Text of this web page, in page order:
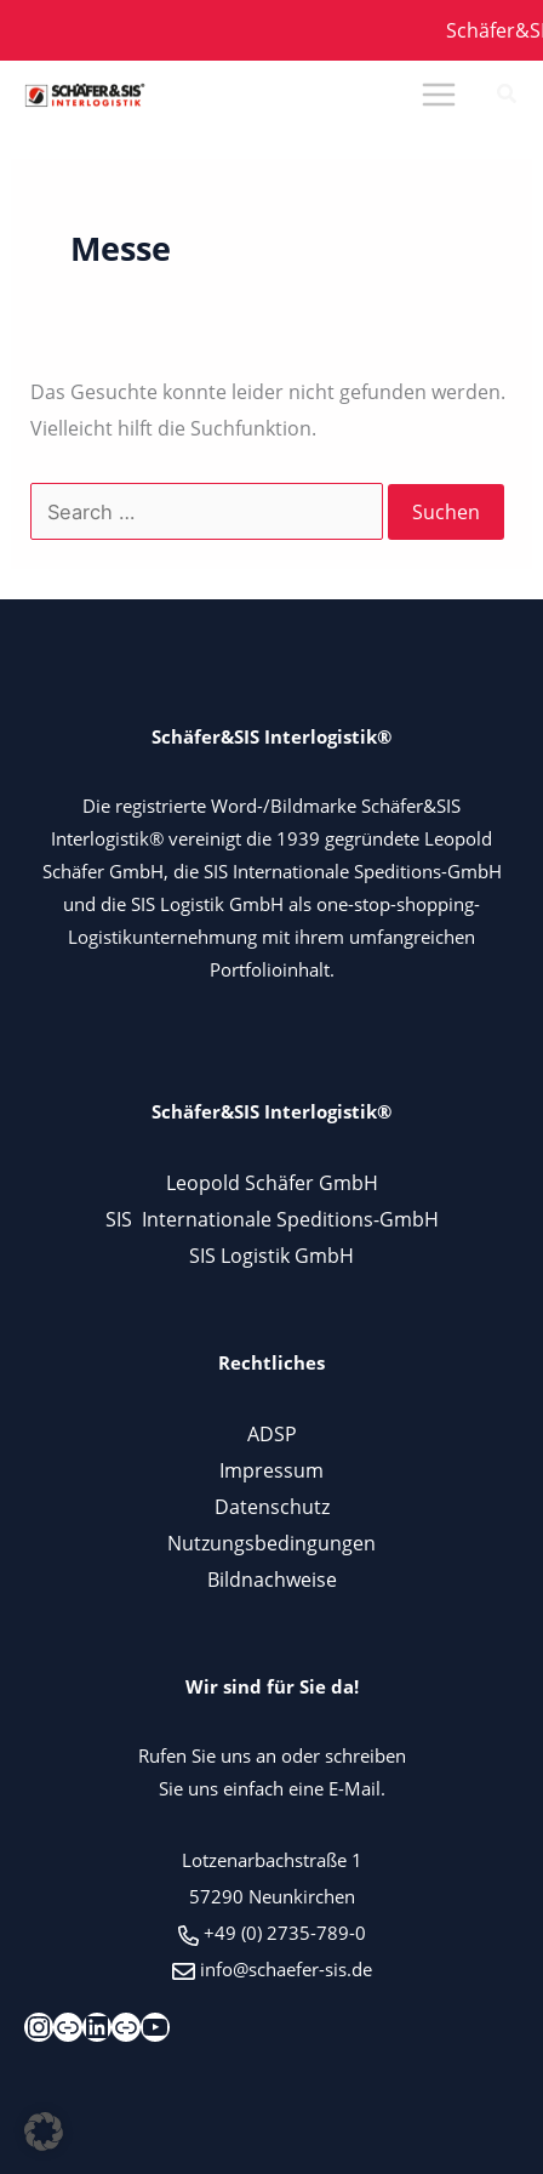
springen
Messe
Das Gesuchte konnte leider nicht gefunden werden.
Vielleicht hilft die Suchfunktion.
Suchen
nach:
Schäfer&SIS Interlogistik®
Die registrierte Word-/Bildmarke Schäfer&SIS
Interlogistik® vereinigt die 1939 gegründete Leopold
Schäfer GmbH, die SIS Internationale Speditions-GmbH
und die SIS Logistik GmbH als one-stop-shopping-
Logistikunternehmung mit ihrem umfangreichen
Portfolioinhalt.
Schäfer&SIS Interlogistik®
Leopold Schäfer GmbH
SIS Internationale Speditions-GmbH
SIS Logistik GmbH
Rechtliches
ADSP
Impressum
Datenschutz
Nutzungsbedingungen
Bildnachweise
Wir sind für Sie da!
Rufen Sie uns an oder schreiben
Sie uns einfach eine E-Mail.
Lotzenarbachstraße 1
57290 Neunkirchen
+49 (0) 2735-789-0
info@schaefer-sis.de
Instagram
XingLinkedIn
Kununu
YouTube